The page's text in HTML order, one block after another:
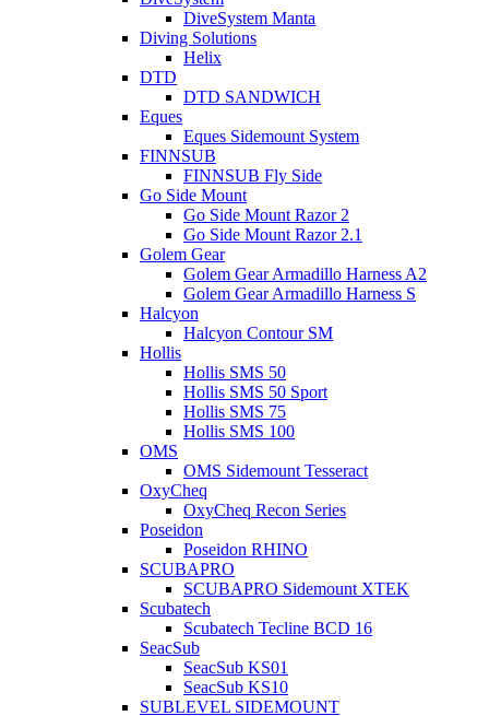
DiveSystem Manta
Diving Solutions
Helix
DTD
DTD SANDWICH
Eques
Eques Sidemount System
FINNSUB
FINNSUB Fly Side
Go Side Mount
Go Side Mount Razor 2
Go Side Mount Razor 2.1
Golem Gear
Golem Gear Armadillo Harness A2
Golem Gear Armadillo Harness S
Halcyon
Halcyon Contour SM
Hollis
Hollis SMS 50
Hollis SMS 50 Sport
Hollis SMS 75
Hollis SMS 100
OMS
OMS Sidemount Tesseract
OxyCheq
OxyCheq Recon Series
Poseidon
Poseidon RHINO
SCUBAPRO
SCUBAPRO Sidemount XTEK
Scubatech
Scubatech Tecline BCD 16
SeacSub
SeacSub KS01
SeacSub KS10
SUBLEVEL SIDEMOUNT